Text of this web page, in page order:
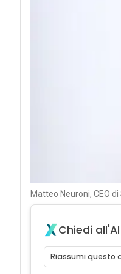
Matteo Neuroni, CEO
Chiedi all'AI
Riassumi questo